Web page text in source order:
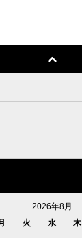
2026年8月
火 水 木